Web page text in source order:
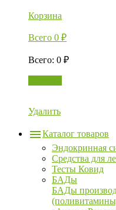
Корзина
Всего 0 ₽
Всего: 0 ₽
Удалить
Каталог товаров
Эндокринная
Средства для
Тесты Ковид
БАДы
БАДы